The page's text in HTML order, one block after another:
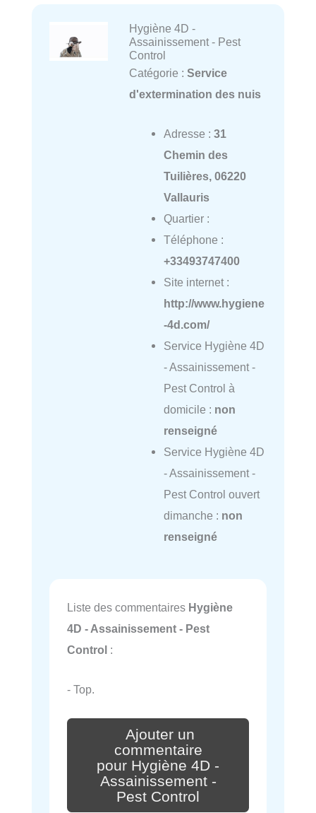
Hygiène 4D -
Assainissement - Pest
Control
Catégorie : Service
d'extermination des nuis
Adresse : 31
Chemin des
Tuilières, 06220
Vallauris
Quartier :
Téléphone :
+33493747400
Site internet :
http://www.hygiene
-4d.com/
Service Hygiène 4D
- Assainissement -
Pest Control à
domicile : non
renseigné
Service Hygiène 4D
- Assainissement -
Pest Control ouvert
dimanche : non
renseigné
Liste des commentaires Hygiène
4D - Assainissement - Pest
Control :
- Top.
Ajouter un
commentaire
pour Hygiène 4D -
Assainissement -
Pest Control